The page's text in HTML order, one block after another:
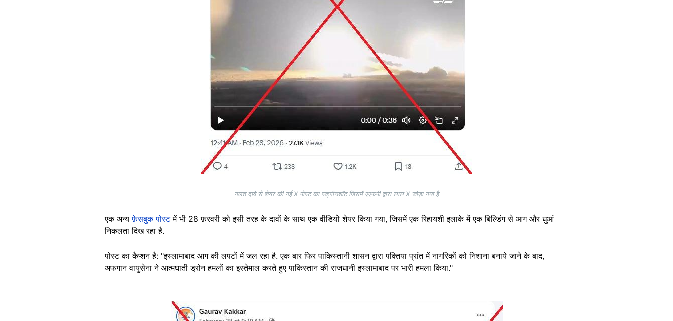
गलत दावे से शेयर की गई X पोस्ट का स्क्रीनशॉट जिसमें एएफ़पी द्वारा लाल X जोड़ा गया है
एक अन्यफ़ेसबुक पोस्टमें भी 28 फ़रवरी को इसी तरह के दावों के साथ एक वीडियो शेयर किया गया, जिसमें एक रिहायशी इलाके में एक बिल्डिंग से आग और धुआं
निकलता दिख रहा है.
पोस्ट का कैप्शन है: "इस्लामाबाद आग की लपटों में जल रहा है. एक बार फिर पाकिस्तानी शासन द्वारा पक्तिया प्रांत में नागरिकों को निशाना बनाये जाने के बाद,
अफगान वायुसेना ने आत्मघाती ड्रोन हमलों का इस्तेमाल करते हुए पाकिस्तान की राजधानी इस्लामाबाद पर भारी हमला किया."